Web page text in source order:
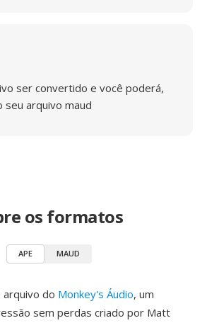
ser convertido e você poderá,
seu arquivo maud
os formatos
APE MAUD
do Monkey's Áudio, um
sem perdas criado por Matt